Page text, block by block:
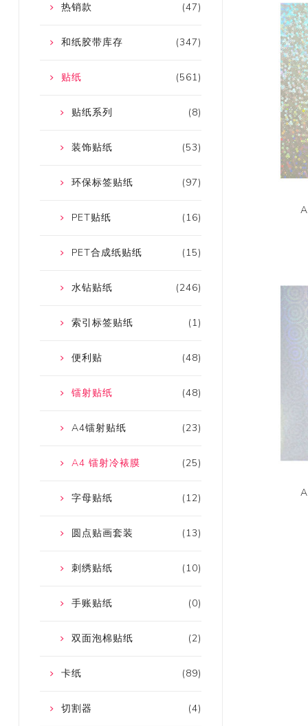
(47)
热销款
(347)
和纸胶带库存
(561)
贴纸
(8)
贴纸系列
(53)
装饰贴纸
(97)
环保标签贴纸
(16)
PET贴纸
(15)
PET合成纸贴纸
(246)
水钻贴纸
(1)
索引标签贴纸
(48)
便利贴
(48)
镭射贴纸
(23)
A4镭射贴纸
(25)
A4 镭射冷裱膜
(12)
字母贴纸
(13)
圆点贴画套装
(10)
刺绣贴纸
(0)
手账贴纸
(2)
双面泡棉贴纸
(89)
卡纸
(4)
切割器